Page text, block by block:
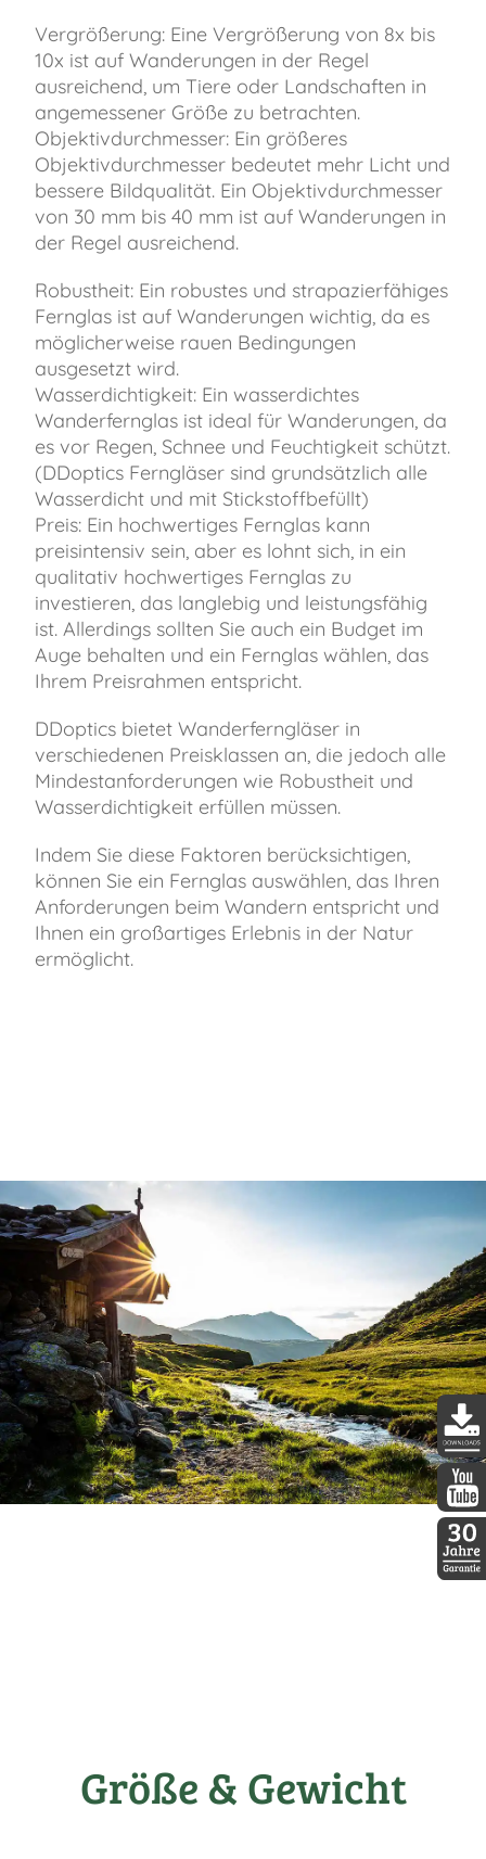
Vergrößerung: Eine Vergrößerung von 8x bis
10x ist auf Wanderungen in der Regel
ausreichend, um Tiere oder Landschaften in
angemessener Größe zu betrachten.
Objektivdurchmesser: Ein größeres
Objektivdurchmesser bedeutet mehr Licht und
bessere Bildqualität. Ein Objektivdurchmesser
von 30 mm bis 40 mm ist auf Wanderungen in
der Regel ausreichend.
Robustheit: Ein robustes und strapazierfähiges
Fernglas ist auf Wanderungen wichtig, da es
möglicherweise rauen Bedingungen
ausgesetzt wird.
Wasserdichtigkeit: Ein wasserdichtes
Wanderfernglas ist ideal für Wanderungen, da
es vor Regen, Schnee und Feuchtigkeit schützt.
(DDoptics Ferngläser sind grundsätzlich alle
Wasserdicht und mit Stickstoffbefüllt)
Preis: Ein hochwertiges Fernglas kann
preisintensiv sein, aber es lohnt sich, in ein
qualitativ hochwertiges Fernglas zu
investieren, das langlebig und leistungsfähig
ist. Allerdings sollten Sie auch ein Budget im
Auge behalten und ein Fernglas wählen, das
Ihrem Preisrahmen entspricht.
DDoptics bietet Wanderferngläser in
verschiedenen Preisklassen an, die jedoch alle
Mindestanforderungen wie Robustheit und
Wasserdichtigkeit erfüllen müssen.
Indem Sie diese Faktoren berücksichtigen,
können Sie ein Fernglas auswählen, das Ihren
Anforderungen beim Wandern entspricht und
Ihnen ein großartiges Erlebnis in der Natur
ermöglicht.
Größe & Gewicht